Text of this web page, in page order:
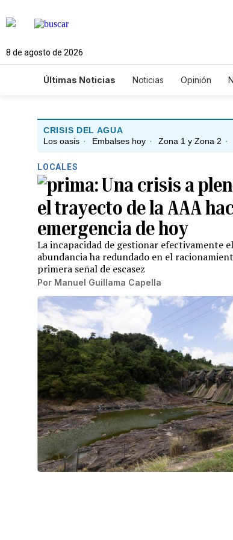
8 de agosto de 2026
Últimas Noticias Noticias Opinión
CRISIS DEL AGUA
Los oasis · Embalses hoy · Zona 1 y Zona 2 ·
LOCALES
Una crisis a
el trayecto de la AAA
emergencia de hoy
La incapacidad de gestionar efectivamente
abundancia ha redundado en el
primera señal de escasez
Por Manuel Guillama Capella